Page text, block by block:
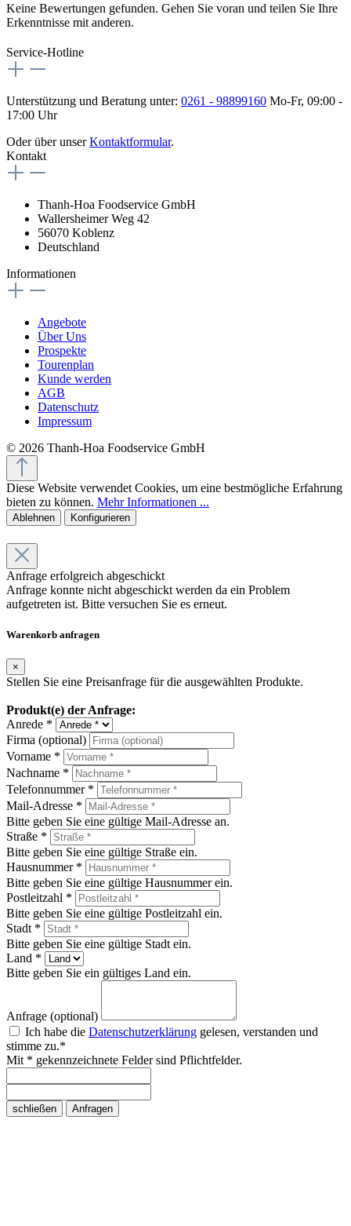
Keine Bewertungen gefunden. Gehen Sie voran und teilen Sie Ihre
Erkenntnisse mit anderen.
Service-Hotline
Unterstützung und Beratung unter: 0261 - 98899160 Mo-Fr, 09:00 -
17:00 Uhr
Oder über unserKontaktformular.
Kontakt
Thanh-Hoa Foodservice GmbH
Wallersheimer Weg 42
56070 Koblenz
Deutschland
Informationen
Angebote
Über Uns
Prospekte
Tourenplan
Kunde werden
AGB
Datenschutz
Impressum
© 2026 Thanh-Hoa Foodservice GmbH
Diese Website verwendet Cookies, um eine bestmögliche Erfahrung
bieten zu können. Mehr Informationen ...
Ablehnen Konfigurieren
Anfrage erfolgreich abgeschickt
Anfrage konnte nicht abgeschickt werden da ein Problem
aufgetreten ist. Bitte versuchen Sie es erneut.
Warenkorb anfragen
×
Stellen Sie eine Preisanfrage für die ausgewählten Produkte.
Produkt(e) der Anfrage:
Anrede *
Firma (optional)
Vorname *
Nachname *
Telefonnummer *
Mail-Adresse *
Bitte geben Sie eine gültige Mail-Adresse an.
Straße *
Bitte geben Sie eine gültige Straße ein.
Hausnummer *
Bitte geben Sie eine gültige Hausnummer ein.
Postleitzahl *
Bitte geben Sie eine gültige Postleitzahl ein.
Stadt *
Bitte geben Sie eine gültige Stadt ein.
Land *
Bitte geben Sie ein gültiges Land ein.
Anfrage (optional)
Ich habe die Datenschutzerklärung gelesen, verstanden und
stimme zu.*
Mit * gekennzeichnete Felder sind Pflichtfelder.
schließen Anfragen